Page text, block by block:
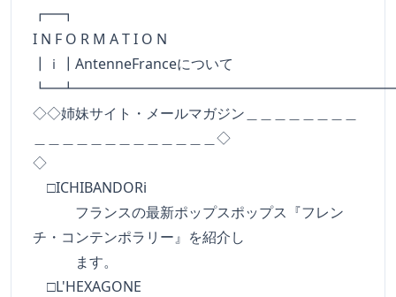
I N F O R M A T I O N
┃ｉ┃AntenneFranceについて
◇◇姉妹サイト・メールマガジン＿＿＿＿＿＿＿＿
＿＿＿＿＿＿＿＿＿＿＿＿＿◇
◇
□ICHIBANDORi
フランスの最新ポップスポップス『フレン
チ・コンテンポラリー』を紹介し
ます。
□L'HEXAGONE